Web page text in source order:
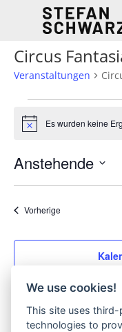
Circus
Veranstaltungen
HinweisEs wurden keine
Anstehende
VorherigeVeranstaltungen
We use cookies!
This site uses
technologies to